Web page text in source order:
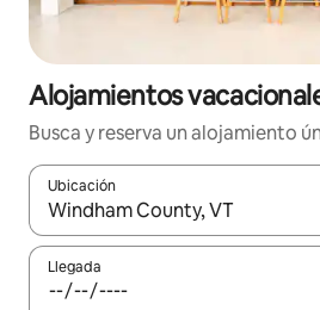
Alojamientos
Busca y reserva un alojamiento
Ubicación
Cuando los resultados estén
Llegada